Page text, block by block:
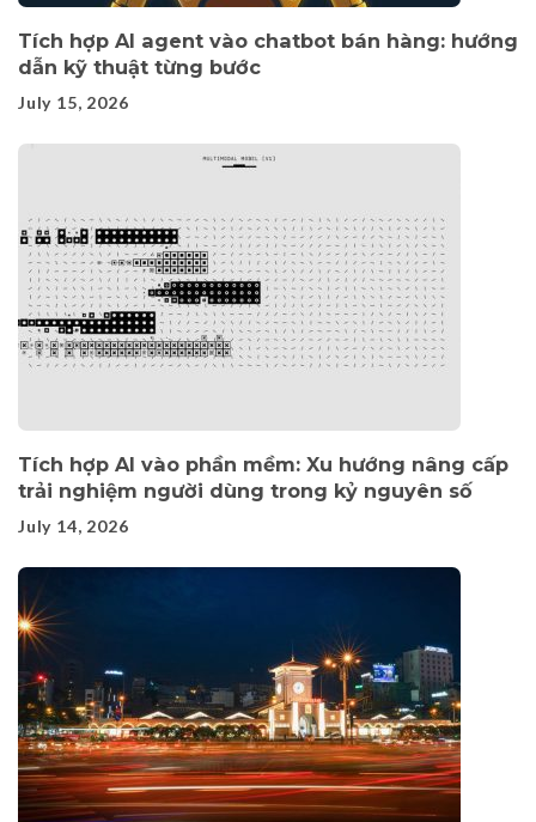
Tích hợp AI agent vào chatbot bán hàng: hướng
dẫn kỹ thuật từng bước
July 15, 2026
Tích hợp AI vào phần mềm: Xu hướng nâng cấp
trải nghiệm người dùng trong kỷ nguyên số
July 14, 2026